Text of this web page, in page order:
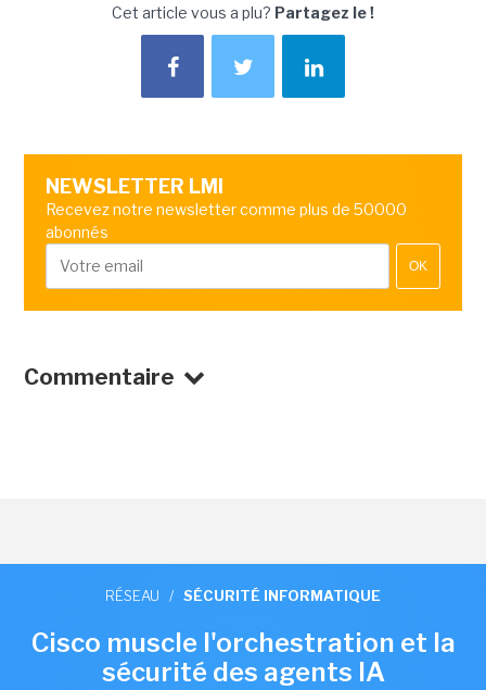
Cet article vous a plu? Partagez le !
NEWSLETTER LMI
Recevez notre newsletter comme plus de 50000
abonnés
OK
Commentaire
RÉSEAU / SÉCURITÉ INFORMATIQUE
Cisco muscle l'orchestration et la
sécurité des agents IA